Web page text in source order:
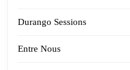
Durango Sessions
Entre Nous